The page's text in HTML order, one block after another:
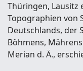
Thüringen, Lausitz
Topographien von
Deutschlands, der
Böhmens,
Merian d. Ä.,